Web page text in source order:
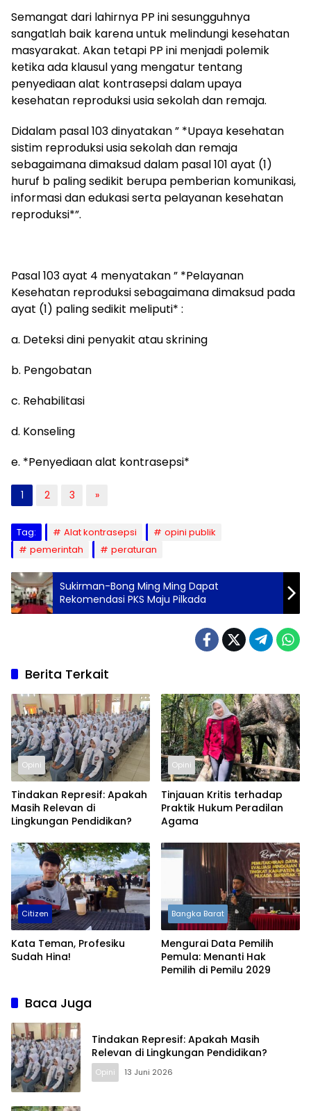
Terdepan Menyorot Fakta.
Semangat dari lahirnya PP ini sesungguhnya
sangatlah baik karena untuk melindungi kesehatan
masyarakat. Akan tetapi PP ini menjadi polemik
ketika ada klausul yang mengatur tentang
penyediaan alat kontrasepsi dalam upaya
kesehatan reproduksi usia sekolah dan remaja.
Didalam pasal 103 dinyatakan ” *Upaya kesehatan
sistim reproduksi usia sekolah dan remaja
sebagaimana dimaksud dalam pasal 101 ayat (1)
huruf b paling sedikit berupa pemberian komunikasi,
informasi dan edukasi serta pelayanan kesehatan
reproduksi*”.
Pasal 103 ayat 4 menyatakan ” *Pelayanan
Kesehatan reproduksi sebagaimana dimaksud pada
ayat (1) paling sedikit meliputi* :
a. Deteksi dini penyakit atau skrining
b. Pengobatan
c. Rehabilitasi
d. Konseling
e. *Penyediaan alat kontrasepsi*
1 2 3 »
Tag: Alat kontrasepsi
opini publik
pemerintah
peraturan
Sukirman-Bong Ming Ming Dapat
Rekomendasi PKS Maju Pilkada
Berita Terkait
Opini
Tindakan Represif: Apakah
Masih Relevan di
Lingkungan Pendidikan?
Opini
Tinjauan Kritis terhadap
Praktik Hukum Peradilan
Agama
Citizen
Kata Teman, Profesiku
Sudah Hina!
Bangka Barat
Mengurai Data Pemilih
Pemula: Menanti Hak
Pemilih di Pemilu 2029
Baca Juga
Tindakan Represif: Apakah Masih
Relevan di Lingkungan Pendidikan?
Opini 13 Juni 2026